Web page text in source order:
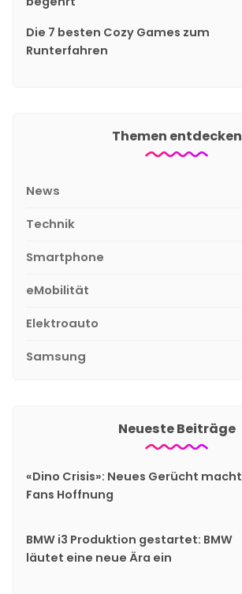
Die 7 besten Cozy Games zum
Runterfahren
Themen entdecken
News
Technik
Smartphone
eMobilität
Elektroauto
Samsung
Neueste Beiträge
«Dino Crisis»: Neues Gerücht macht
Fans Hoffnung
BMW i3 Produktion gestartet: BMW
läutet eine neue Ära ein